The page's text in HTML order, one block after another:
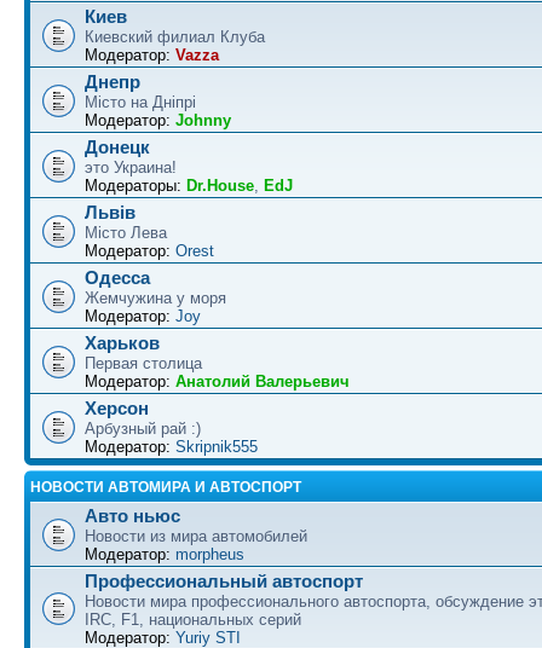
Киев
Киевский филиал Клуба
Модератор: Vazza
Днепр
Місто на Дніпрі
Модератор: Johnny
Донецк
это Украина!
Модераторы: Dr.House, EdJ
Львів
Місто Лева
Модератор: Orest
Одесса
Жемчужина у моря
Модератор: Joy
Харьков
Первая столица
Модератор: Анатолий Валерьевич
Херсон
Арбузный рай :)
Модератор: Skripnik555
НОВОСТИ АВТОМИРА И АВТОСПОРТ
Авто ньюс
Новости из мира автомобилей
Модератор: morpheus
Профессиональный автоспорт
Новости мира профессионального автоспорта, обсуждение
IRC, F1, национальных серий
Модератор: Yuriy STI